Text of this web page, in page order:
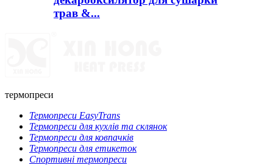
трав &...
термопреси
Термопреси EasyTrans
Термопреси для кухлів та склянок
Термопреси для ковпачків
Термопреси для етикеток
Спортивні термопреси